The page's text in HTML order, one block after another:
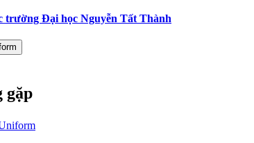
trường Đại học Nguyễn Tất Thành
gặp